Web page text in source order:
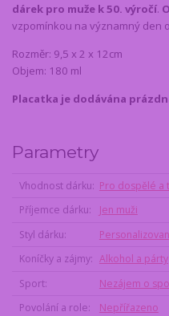
dárek pro muže k 50. výročí.
vzpomínkou na významný den
Rozměr: 9,5 x 2 x 12cm
Objem: 180 ml
Placatka je dodávána
Parametry
Vhodnost dárku
Pro dospělé a
Příjemce dárku
Jen muži
Styl dárku
Koníčky a zájmy
Alkohol a párty
Sport
Nezájem o
Povolání a role
Nepřířazeno